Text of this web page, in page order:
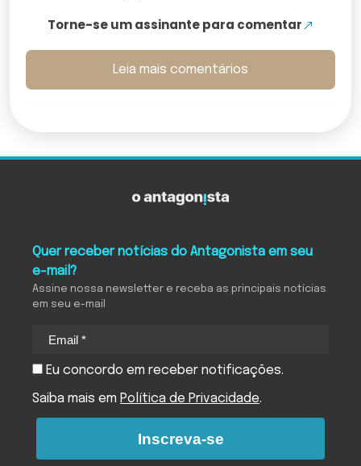
Torne-se um assinante para comentar
Leia mais comentários
Quer receber notícias do Antagonista em seu
e-mail?
Assine nossa newsletter e receba as principais notícias
em seu e-mail
Eu concordo em receber notificações.
Saiba mais em Política de Privacidade.
Inscreva-se